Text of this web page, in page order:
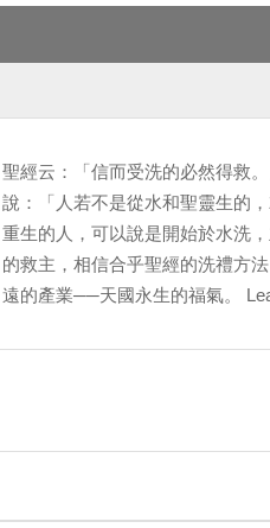
聖經云：「信而受洗的必然得救
說：「人若不是從水和聖靈生的
重生的人，可以說是開始於水洗
的救主，相信合乎聖經的洗禮方
遠的產業──天國永生的福氣。